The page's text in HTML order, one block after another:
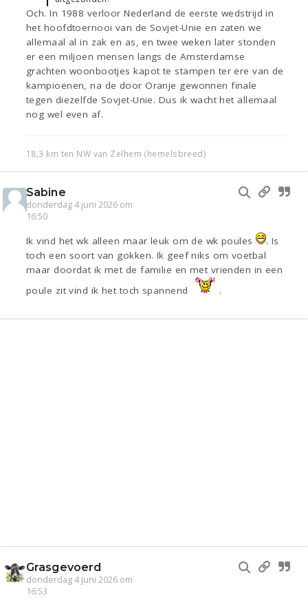
Och. In 1988 verloor Nederland de eerste wedstrijd in
het hoofdtoernooi van de Sovjet-Unie en zaten we
allemaal al in zak en as, en twee weken later stonden
er een miljoen mensen langs de Amsterdamse
grachten woonbootjes kapot te stampen ter ere van de
kampioenen, na de door Oranje gewonnen finale
tegen diezelfde Sovjet-Unie. Dus ik wacht het allemaal
nog wel even af.
18,3 km ten NW van Zelhem (hemelsbreed)
Sabine
donderdag 4 juni 2026 om
16:50
Ik vind het wk alleen maar leuk om de wk poules
. Is
toch een soort van gokken. Ik geef niks om voetbal
maar doordat ik met de familie en met vrienden in een
poule zit vind ik het toch spannend
.
Grasgevoerd
donderdag 4 juni 2026 om
16:53